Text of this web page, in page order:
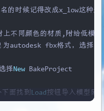
连接边	ctrl + shift + e
塌陷	ctrl + alt + c
名的时候记得改成x_low这种
上不同颜色的材质,附给低模
为autodesk fbx格式，选择
择New BakeProject
面找到 Load按钮导入模型刚